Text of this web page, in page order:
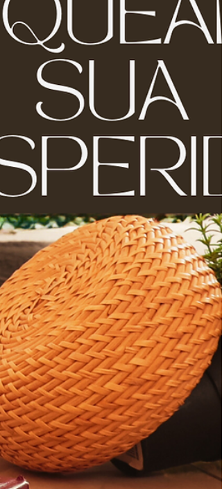
ambientes, a identificar
problemas vibracionais e a
buscar soluções para criar
espaços mais equilibrados.
Nessa busca por harmonia,
encontrei na radiestesia uma
ferramenta valiosa. A
radiestesia, a arte de avaliar e
otimizar a energia dos
espaços, tornou-se uma aliada
fundamental. Utilizando
pêndulos e varinhas de
radiestesia, comecei a analisar
cada casa em que vivia,
identificando desequilíbrios
energéticos e áreas
problemáticas.
No entanto, a radiestesia é
apenas parte da equação. A
verdadeira magia acontece
quando combinamos essa